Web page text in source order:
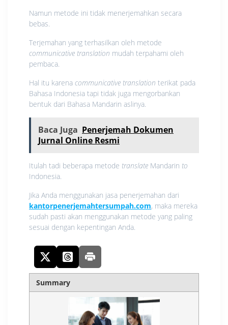
Namun metode ini tidak menerjemahkan secara
bebas.
Terjemahan yang terhasilkan oleh metode
communicative translation mudah terpahami oleh
pembaca.
Hal itu karena communicative translation terikat pada
Bahasa Indonesia tapi tidak juga mengorbankan
bentuk dari Bahasa Mandarin aslinya.
Baca Juga Penerjemah Dokumen
Jurnal Online Resmi
Itulah tadi beberapa metode translate Mandarin to
Indonesia.
Jika Anda menggunakan jasa penerjemahan dari
kantorpenerjemahtersumpah.com, maka mereka
sudah pasti akan menggunakan metode yang paling
sesuai dengan kepentingan Anda.
Summary